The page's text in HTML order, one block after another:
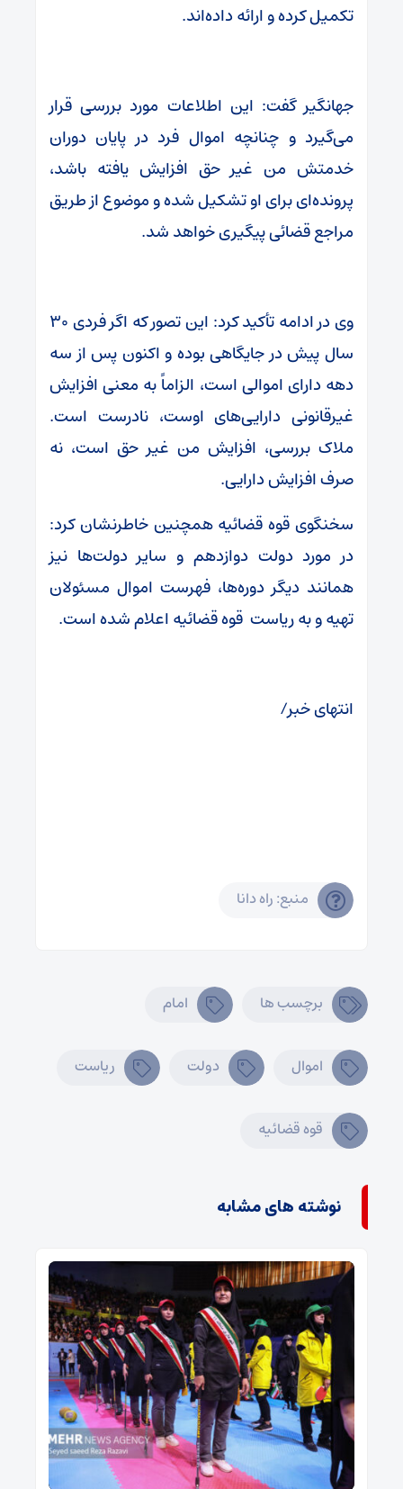
تکمیل کرده و ارائه داده‌اند.
جهانگیر گفت: این اطلاعات مورد بررسی قرار
می‌گیرد و چنانچه اموال فرد در پایان دوران
خدمتش من غیر حق افزایش یافته باشد،
پرونده‌ای برای او تشکیل شده و موضوع از طریق
مراجع قضائی پیگیری خواهد شد.
وی در ادامه تأکید کرد: این تصور که اگر فردی ۳۰
سال پیش در جایگاهی بوده و اکنون پس از سه
دهه دارای اموالی است، الزاماً به معنی افزایش
غیرقانونی دارایی‌های اوست، نادرست است.
ملاک بررسی، افزایش من غیر حق است، نه
صرف افزایش دارایی.
سخنگوی قوه قضائیه همچنین خاطرنشان کرد:
در مورد دولت دوازدهم و سایر دولت‌ها نیز
همانند دیگر دوره‌ها، فهرست اموال مسئولان
تهیه و به ریاست قوه قضائیه اعلام شده است.
انتهای خبر/
منبع: راه دانا
برچسب ها امام
اموال دولت ریاست
قوه‌ قضائیه
نوشته های مشابه